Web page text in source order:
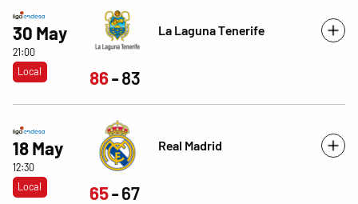
30 May
21:00
Local
La Laguna Tenerife
86 83
18 May
12:30
Local
Real Madrid
65 67